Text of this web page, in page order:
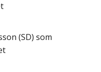
(SD) som